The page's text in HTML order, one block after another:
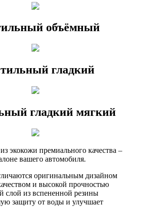
объёмный
гладкий
гладкий мягкий
экокожи премиального качества –
вашего автомобиля.
оригинальным дизайном
и высокой прочностью
слой из вспененной резины
защиту от воды и улучшает